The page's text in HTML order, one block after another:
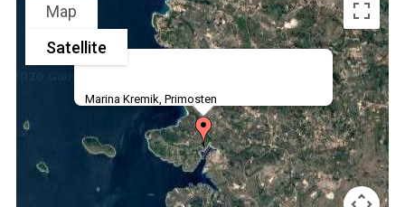
Marina Kremik, Primosten
Map
Satellite